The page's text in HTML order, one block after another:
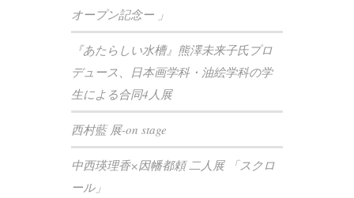
オープン記念ー 」
『あたらしい水槽』熊澤未来子氏プロ
デュース、日本画学科・油絵学科の学
生による合同4人展
西村藍 展-on stage
中西瑛理香×因幡都頼 二人展 「スクロ
ール」